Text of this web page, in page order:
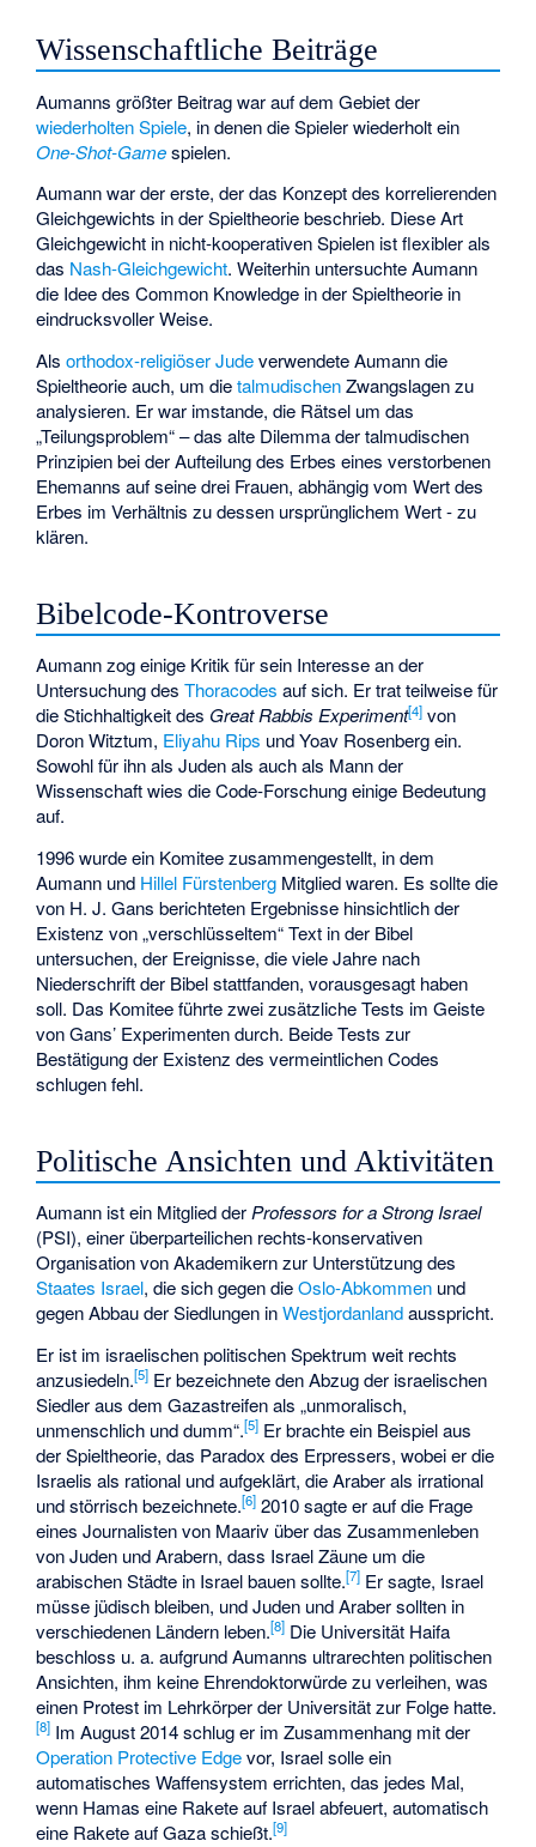
Wissenschaftliche Beiträge
Aumanns größter Beitrag war auf dem Gebiet der
wiederholten Spiele, in denen die Spieler wiederholt ein
One-Shot-Gamespielen.
Aumann war der erste, der das Konzept des korrelierenden
Gleichgewichts in der Spieltheorie beschrieb. Diese Art
Gleichgewicht in nicht-kooperativen Spielen ist flexibler als
das Nash-Gleichgewicht. Weiterhin untersuchte Aumann
die Idee desCommon Knowledge in der Spieltheorie in
eindrucksvoller Weise.
Alsorthodox-religiöser Judeverwendete Aumann die
Spieltheorie auch, um dietalmudischenZwangslagen zu
analysieren. Er war imstande, die Rätsel um das
„Teilungsproblem“ – das alte Dilemma der talmudischen
Prinzipien bei der Aufteilung des Erbes eines verstorbenen
Ehemanns auf seine drei Frauen, abhängig vom Wert des
Erbes im Verhältnis zu dessen ursprünglichem Wert - zu
klären.
Bibelcode-Kontroverse
Aumann zog einige Kritik für sein Interesse an der
Untersuchung desThoracodes auf sich. Er trat teilweise für
die Stichhaltigkeit des Great Rabbis Experiment[4] von
Doron Witztum, Eliyahu Rips und Yoav Rosenberg ein.
Sowohl für ihn als Juden als auch als Mann der
Wissenschaft wies die Code-Forschung einige Bedeutung
auf.
1996 wurde ein Komitee zusammengestellt, in dem
Aumann und Hillel Fürstenberg Mitglied waren. Es sollte die
von H. J. Gans berichteten Ergebnisse hinsichtlich der
Existenz von „verschlüsseltem“ Text in der Bibel
untersuchen, der Ereignisse, die viele Jahre nach
Niederschrift der Bibel stattfanden, vorausgesagt haben
soll. Das Komitee führte zwei zusätzliche Tests im Geiste
von Gans’ Experimenten durch. Beide Tests zur
Bestätigung der Existenz des vermeintlichen Codes
schlugen fehl.
Politische Ansichten und Aktivitäten
Aumann ist ein Mitglied derProfessors for a Strong Israel
(PSI), einer überparteilichen rechts-konservativen
Organisation von Akademikern zur Unterstützung des
Staates Israel, die sich gegen dieOslo-Abkommen und
gegen Abbau der Siedlungen inWestjordanlandausspricht.
Er ist im israelischen politischen Spektrum weit rechts
anzusiedeln.[5] Er bezeichnete den Abzug der israelischen
Siedler aus dem Gazastreifen als „unmoralisch,
unmenschlich und dumm“.[5] Er brachte ein Beispiel aus
der Spieltheorie, das Paradox des Erpressers, wobei er die
Israelis als rational und aufgeklärt, die Araber als irrational
und störrisch bezeichnete.[6] 2010 sagte er auf die Frage
eines Journalisten von Maariv über das Zusammenleben
von Juden und Arabern, dass Israel Zäune um die
arabischen Städte in Israel bauen sollte.[7] Er sagte, Israel
müsse jüdisch bleiben, und Juden und Araber sollten in
verschiedenen Ländern leben.[8] Die Universität Haifa
beschloss u. a. aufgrund Aumanns ultrarechten politischen
Ansichten, ihm keine Ehrendoktorwürde zu verleihen, was
einen Protest im Lehrkörper der Universität zur Folge hatte.
[8] Im August 2014 schlug er im Zusammenhang mit der
Operation Protective Edgevor, Israel solle ein
automatisches Waffensystem errichten, das jedes Mal,
wenn Hamas eine Rakete auf Israel abfeuert, automatisch
eine Rakete auf Gaza schießt.[9]